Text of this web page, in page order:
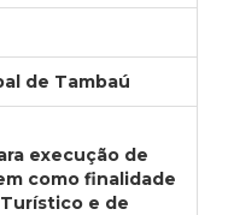
de Tambaú
execução de
como finalidade
e de